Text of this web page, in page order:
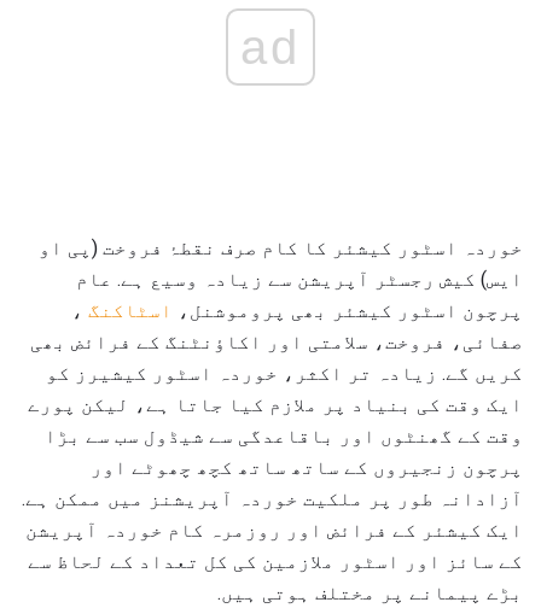
ad
خوردہ اسٹور کیشئر کا کام صرف نقطۂ فروخت (پی او
ایس) کیش رجسٹر آپریشن سے زیادہ وسیع ہے. عام
پرچون اسٹور کیشئر بھی پروموشنل،
اسٹاکنگ ،
صفائی، فروخت، سلامتی اور اکاؤنٹنگ کے فرائض بھی
کریں گے. زیادہ تر اکثر، خوردہ اسٹور کیشیرز کو
ایک وقت کی بنیاد پر ملازم کیا جاتا ہے، لیکن پورے
وقت کے گھنٹوں اور باقاعدگی سے شیڈول سب سے بڑا
پرچون زنجیروں کے ساتھ ساتھ کچھ چھوٹے اور
آزادانہ طور پر ملکیت خوردہ آپریشنز میں ممکن ہے.
ایک کیشئر کے فرائض اور روزمرہ کام خوردہ آپریشن
کے سائز اور اسٹور ملازمین کی کل تعداد کے لحاظ سے
بڑے پیمانے پر مختلف ہوتی ہیں.